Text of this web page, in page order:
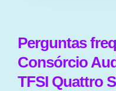
Perguntas
Consórcio
TFSI Quattro